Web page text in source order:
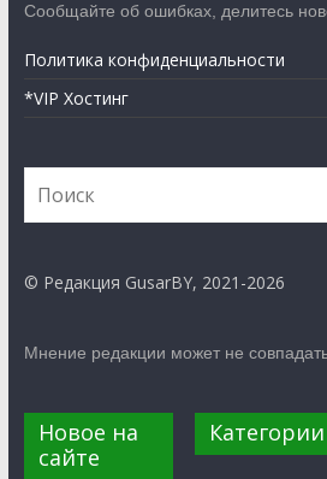
Сообщайте об ошибках, делитесь
Политика конфиденциальности
*VIP Хостинг
© Редакция GusarBY, 2021-2026
Мнение редакции может не
Новое на
сайте
Категории